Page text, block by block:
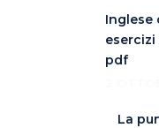
Inglese
pdf
La